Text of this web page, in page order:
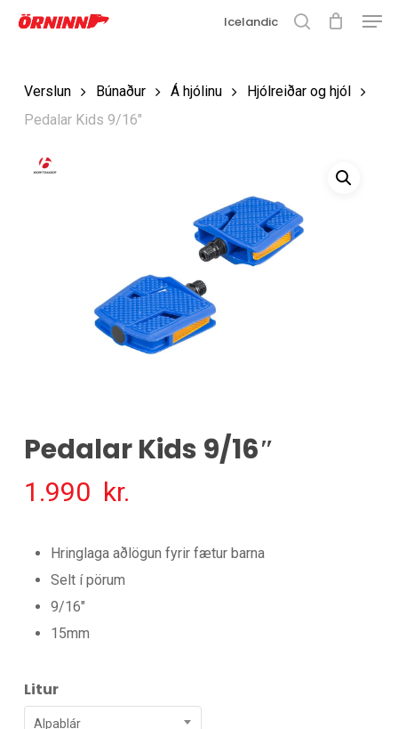
Fara
Loka
Icelandic
Verslun Búnaður Á hjólinu
Hjólreiðar og hjól
Pedalar Kids 9/16″
Pedalar Kids 9/16″
1.990 kr.
Hringlaga aðlögun fyrir fætur barna
Selt í pörum
9/16″
15mm
Litur
Alpablár